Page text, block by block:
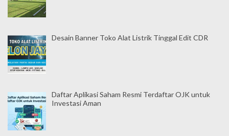
Desain Banner Toko Alat Listrik Tinggal Edit CDR
Daftar Aplikasi Saham Resmi Terdaftar OJK untuk
Investasi Aman